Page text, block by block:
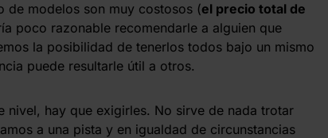
de modelos son muy costosos (el precio total de
poco razonable recomendarle a alguien que
la posibilidad de tenerlos todos bajo un mismo
puede resultarle útil a otros.
nivel, hay que exigirles. No sirve de nada trotar
a una pista y en igualdad de circunstancias